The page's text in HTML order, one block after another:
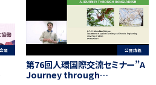
議 公開講義
第76回人環国際交流セミナー”A
Journey through